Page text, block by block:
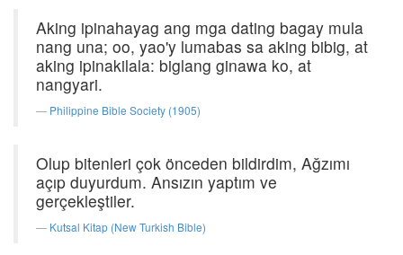
Aking ipinahayag ang mga dating bagay mula
nang una; oo, yao'y lumabas sa aking bibig, at
aking ipinakilala: biglang ginawa ko, at
nangyari.
Philippine Bible Society (1905)
Olup bitenleri çok önceden bildirdim, Ağzımı
açıp duyurdum. Ansızın yaptım ve
gerçekleştiler.
Kutsal Kitap (New Turkish Bible)